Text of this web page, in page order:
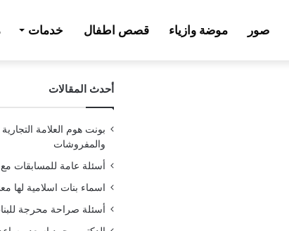
صور موضة وازياء قصص اطفال خدمات
أحدث المقالات
بونت هوم العلامة
والمفروشات
أسئلة عامة للمسابقات مع
اسماء بنات اسلامية لها
أسئلة صراحة محرجة للبنات